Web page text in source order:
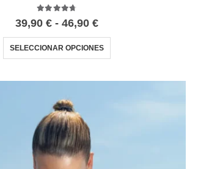
39,90€ - 46,90€
SELECCIONAR OPCIONES